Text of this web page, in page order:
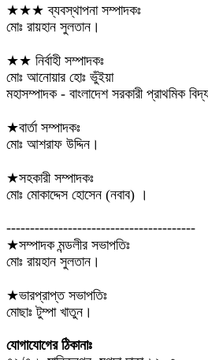
★★★ ব্যবস্থাপনা সম্পাদকঃ
মোঃ রায়হান সুলতান।
★★ নির্বাহী সম্পাদকঃ
মোঃ আনোয়ার হোঃ ভুঁইয়া
মহাসম্পাদক - বাংলাদেশ সরকারী প্রাথমিক
★বার্তা সম্পাদকঃ
মোঃ আশরাফ উদ্দিন।
★সহকারী সম্পাদকঃ
মোঃ মোকাদ্দেস হোসেন (নবাব) ।
----------------------------------------
★সম্পাদক মন্ডলীর সভাপতিঃ
মোঃ রায়হান সুলতান।
★ভারপ্রাপ্ত সভাপতিঃ
মোছাঃ টুম্পা খাতুন।
যোগাযোগের ঠিকানাঃ